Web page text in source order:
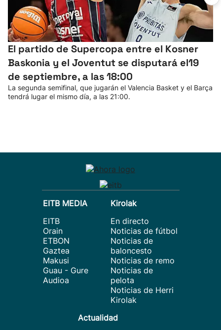
El partido de Supercopa entre el Kosner
Baskonia y el Joventut se disputará el19
de septiembre, a las 18:00
La segunda semifinal, que jugarán el Valencia Basket y el Barça
tendrá lugar el mismo día, a las 21:00.
EITB MEDIA
EITB
Orain
ETBON
Gaztea
Makusi
Guau - Gure
Audioa
Kirolak
En directo
Noticias de fútbol
Noticias de
baloncesto
Noticias de remo
Noticias de
pelota
Noticias de Herri
Kirolak
Actualidad